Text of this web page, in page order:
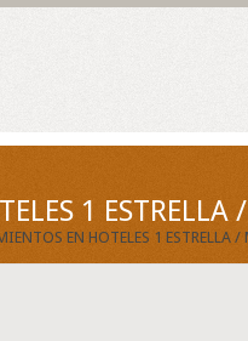
1
EN HOTELES 1 ESTRELLA